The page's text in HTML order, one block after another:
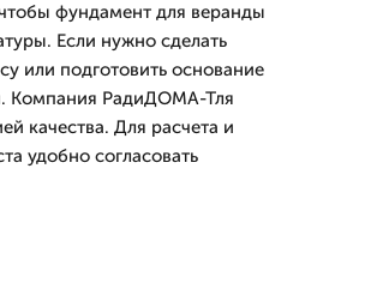
фундамент для веранды
Если нужно сделать
или подготовить основание
Компания РадиДОМА-Тля
качества. Для расчета и
удобно согласовать